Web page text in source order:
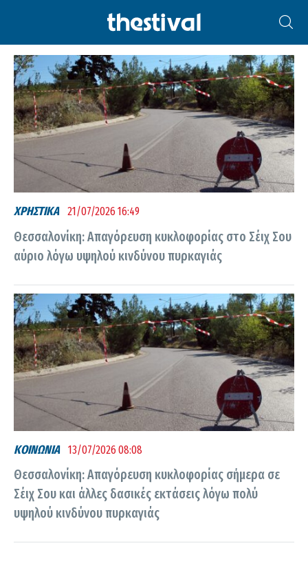
ΣΈΙΧ ΣΟΥ
ΧΡΗΣΤΙΚΑ 21/07/2026 16:49
Θεσσαλονίκη: Απαγόρευση κυκλοφορίας στο Σέιχ Σου
αύριο λόγω υψηλού κινδύνου πυρκαγιάς
ΚΟΙΝΩΝΙΑ 13/07/2026 08:08
Θεσσαλονίκη: Απαγόρευση κυκλοφορίας σήμερα σε
Σέιχ Σου και άλλες δασικές εκτάσεις λόγω πολύ
υψηλού κινδύνου πυρκαγιάς